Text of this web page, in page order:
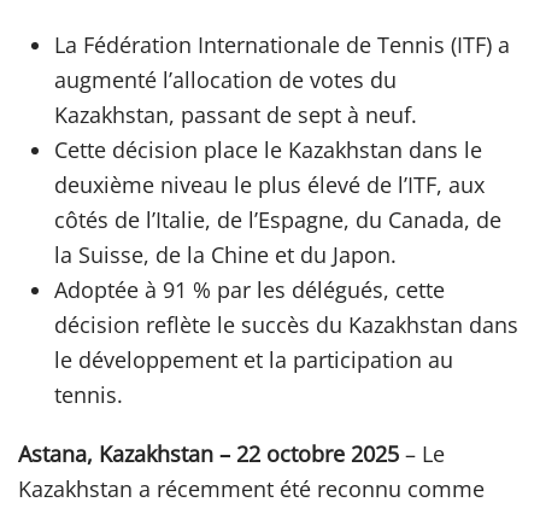
La Fédération Internationale de Tennis (ITF) a
augmenté l’allocation de votes du
Kazakhstan, passant de sept à neuf.
Cette décision place le Kazakhstan dans le
deuxième niveau le plus élevé de l’ITF, aux
côtés de l’Italie, de l’Espagne, du Canada, de
la Suisse, de la Chine et du Japon.
Adoptée à 91 % par les délégués, cette
décision reflète le succès du Kazakhstan dans
le développement et la participation au
tennis.
Astana, Kazakhstan – 22 octobre 2025 – Le
Kazakhstan a récemment été reconnu comme